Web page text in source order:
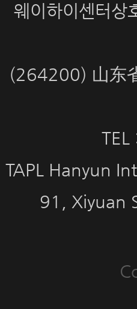
웨이하이센터
(264200) 山东
TAPL Hanyun
91, Xiyuan